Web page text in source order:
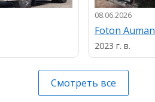
08.06.2026
Foton Auman
2023 г. в.
Смотреть все